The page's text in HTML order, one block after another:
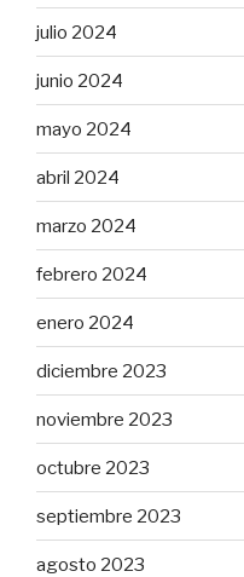
julio 2024
junio 2024
mayo 2024
abril 2024
marzo 2024
febrero 2024
enero 2024
diciembre 2023
noviembre 2023
octubre 2023
septiembre 2023
agosto 2023